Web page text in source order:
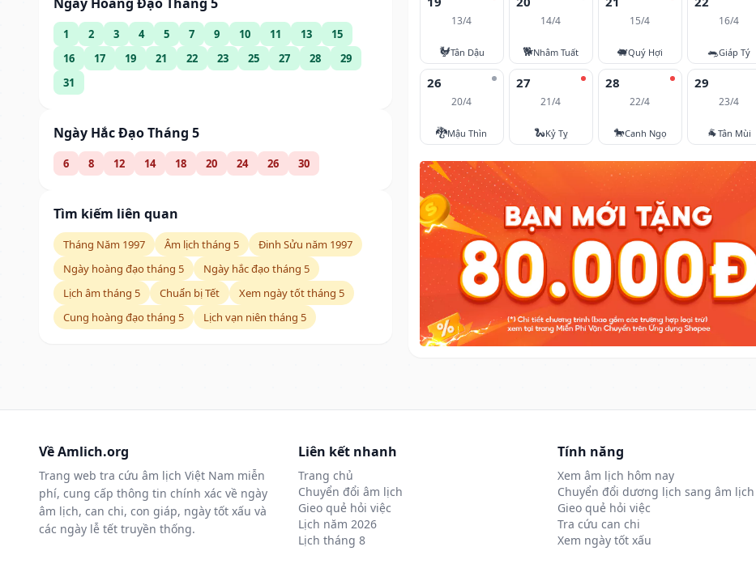
1 2 3 4 5 7 9 10 11 13
15
16
17 19 21 22 23 25 27 28
29
31
Ngày Hắc Đạo Tháng 5
6 8 12 14 18 20 24 26 30
Tìm kiếm liên quan
Tháng Năm 1997 Âm lịch tháng 5
Đinh Sửu năm 1997
Ngày hoàng đạo tháng 5
Ngày hắc đạo tháng 5
Lịch âm tháng 5
Chuẩn bị Tết
Xem ngày tốt tháng 5
Cung hoàng đạo tháng 5
Lịch vạn niên tháng 5
13/4
🐓Tân Dậu
14/4
🐕Nhâm Tuất
15/4
🐖Quý Hợi
16/4
🐀Giáp Tý
26
20/4
🐉Mậu Thìn
27
21/4
🐍Kỷ Tỵ
28
22/4
🐎Canh Ngọ
29
23/4
🐐Tân Mùi
Về Amlich.org
Trang web tra cứu âm lịch Việt Nam miễn
phí, cung cấp thông tin chính xác về ngày
âm lịch, can chi, con giáp, ngày tốt xấu và
các ngày lễ tết truyền thống.
Liên kết nhanh
Trang chủ
Chuyển đổi âm lịch
Gieo quẻ hỏi việc
Lịch năm 2026
Lịch tháng 8
Tính năng
Xem âm lịch hôm nay
Chuyển đổi dương lịch sang âm lịch
Gieo quẻ hỏi việc
Tra cứu can chi
Xem ngày tốt xấu